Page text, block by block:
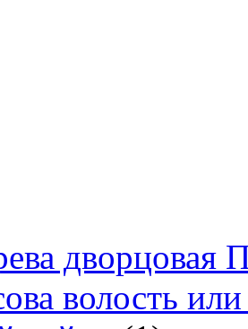
дворцовая
волость